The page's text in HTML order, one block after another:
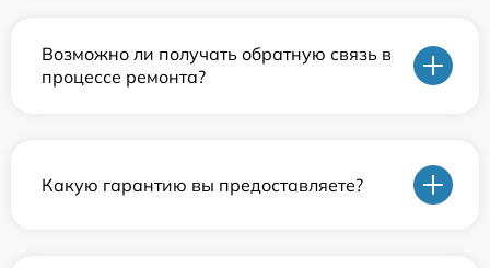
Возможно ли получать обратную связь в
процессе ремонта?
Какую гарантию вы предоставляете?